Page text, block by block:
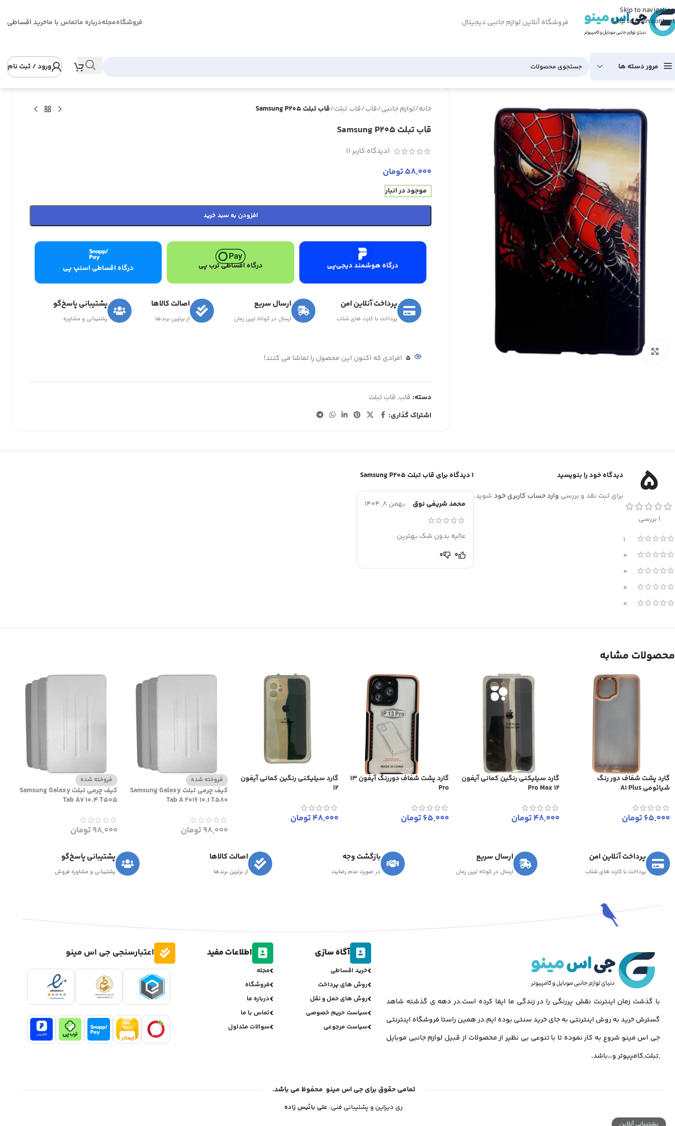
Skip to navigation
Skip to main content
فروشگاه آنلاین لوازم جانبی دیجیتال فروشگاهمجلهدرباره ماتماس با ماخرید اقساطی
مرور دسته ها ورود / ثبت نام
برای بزرگنمایی کلیک کنید
خانه/لوازم جانبی/قاب/قاب تبلت/قاب تبلت Samsung P205
قاب تبلت Samsung P205
(دیدگاه کاربر1
)
58,000تومان
موجود در انبار
افزودن به سبد خرید
درگاه هوشمند دیجی‌پی درگاه اقساطی ترب پی درگاه اقساطی اسنپ پی
پرداخت آنلاین امن
پرداخت با کارت های شتاب
ارسال سریع
ارسال در کوتاه ترین زمان
اصالت کالاها
از برترین برندها
پشتیبانی پاسخ‌گو
پشتیبانی و مشاوره
5 افرادی که اکنون این محصول را تماشا می کنند!
دسته: قاب, قاب تبلت
اشتراک گذاری:
5
1 بررسی
1
0
0
0
0
1 دیدگاه برای قاب تبلت Samsung P205
محمد شریفی نوق بهمن 8, 1404
عالیه بدون شک بهترین
0
0
دیدگاه خود را بنویسید
برای ثبت نقد و بررسی وارد حساب کاربری خودشوید.
محصولات مشابه
گارد پشت شفاف دور رنگ
شیائومی A1 Plus
65,000تومان
گارد سیلیکنی رنگین کمانی آیفون
12 Pro Max
48,000تومان
گارد پشت شفاف دوررنگ آیفون 13
Pro
65,000تومان
گارد سیلیکنی رنگین کمانی آیفون
12
48,000تومان
فروخته شده
کیف چرمی تبلت Samsung Galaxy
Tab A 2016 10.1 T580
98,000تومان
فروخته شده
کیف چرمی تبلت Samsung Galaxy
Tab A7 10.4 T505
98,000تومان
پرداخت آنلاین امن
پرداخت با کارت های شتاب
ارسال سریع
ارسال در کوتاه ترین زمان
بازگشت وجه
در صورت عدم رضایت
اصالت کالاها
از برترین برندها
پشتیبانی پاسخ‌گو
پشتیبانی و مشاوره فروش
با گذشت زمان اینترنت نقش پررنگی را در زندگی ما ایفا کرده است.در دهه ی گذشته شاهد
گسترش خرید به روش اینترنتی به جای خرید سنتی بوده ایم.در همین راستا فروشگاه اینترنتی
جی اس مینو شروع به کار نموده تا با تنوعی بی نظیر از محصولات از قبیل لوازم جانبی موبایل
,تبلت,کامپیوتر و…باشد.
آگاه سازی
خرید اقساطی
روش های پرداخت
روش های حمل و نقل
سیاست حریم خصوصی
سیاست مرجوعی
اطلاعات مفید
مجله
فروشگاه
درباره ما
تماس با ما
سوالات متداول
اعتبارسنجی جی اس مینو
تمامی حقوق برای جی اس مینو محفوظ می باشد.
ری دیزاین و پشتیبانی فنی: علی بائیس زاده